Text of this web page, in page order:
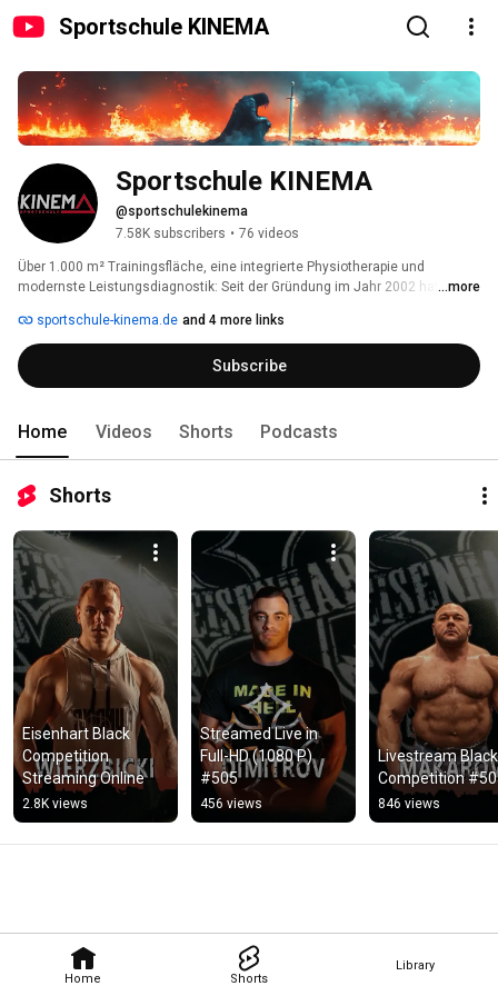
Sportschule KINEMA
Home Shorts
Library
Sportschule KINEMA
@sportschulekinema
7.58K subscribers • 76 videos
Über 1.000 m² Trainingsfläche, eine integrierte Physiotherapie und
modernste Leistungsdiagnostik: Seit der Gründung im Jahr 2002 hat sich
eigenen, sehr hohen Qualitätsanspruch immer wieder gerecht zu werden. -
Zu Ihrem Vorteil.
...more
sportschule-kinema.de and 4 more links
Subscribe
Home Videos Shorts Podcasts
Shorts
Eisenhart Black
Competition
Streaming Online
2.8K views
Streamed Live in
Full-HD (1080 P)
#505
456 views
Livestream Black
Competition
846 views